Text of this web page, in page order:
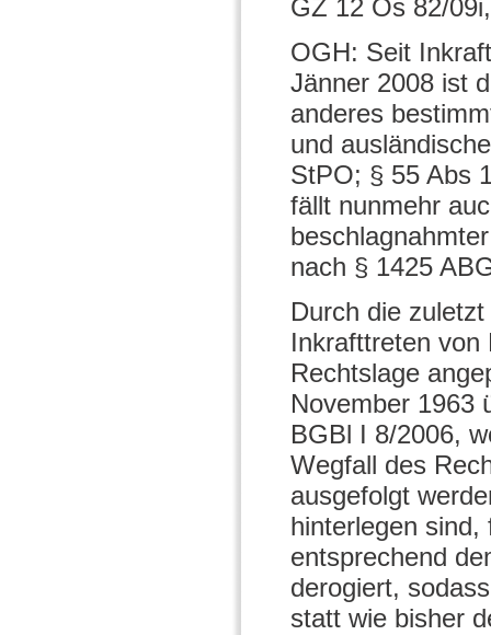
GZ 12 Os 82/
OGH: Seit
Jänner 2008 ist
anderes
und
StPO; § 55 Abs
fällt nunmehr
nach § 1425
Durch die
Inkrafttreten von
Rechtslage
November 1963
BGBl I 8/2006,
Wegfall des
ausgefolgt
hinterlegen
entsprechend
derogiert,
statt wie bisher